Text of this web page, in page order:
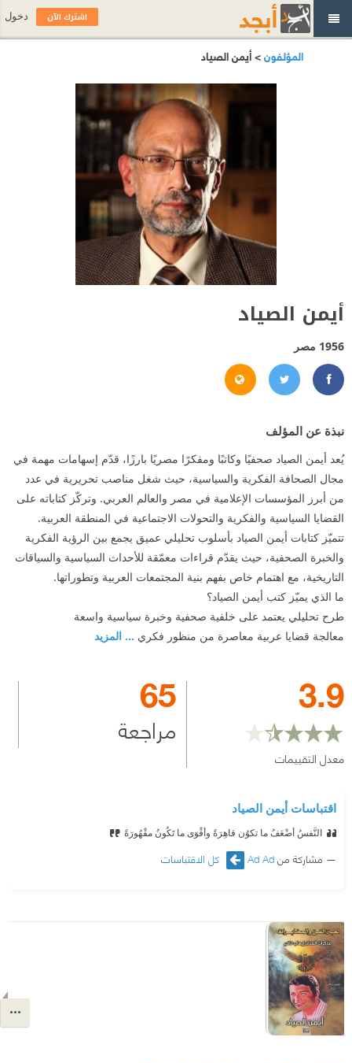
المؤلفون> أيمن الصياد
أيمن الصياد
1956 مصر
https://www.facebook.com/AymanAlSayyad.Page/
https://x.com/a_sayyad
نبذة عن المؤلف
يُعد أيمن الصياد صحفيًا وكاتبًا ومفكرًا مصريًا بارزًا، قدّم إسهامات مهمة في
مجال الصحافة الفكرية والسياسية، حيث شغل مناصب تحريرية في عدد
من أبرز المؤسسات الإعلامية في مصر والعالم العربي. وتركّز كتاباته على
القضايا السياسية والفكرية والتحولات الاجتماعية في المنطقة العربية.
تتميّز كتابات أيمن الصياد بأسلوب تحليلي عميق يجمع بين الرؤية الفكرية
والخبرة الصحفية، حيث يقدّم قراءات معمّقة للأحداث السياسية والسياقات
التاريخية، مع اهتمام خاص بفهم بنية المجتمعات العربية وتطوراتها.
ما الذي يميّز كتب أيمن الصياد؟
طرح تحليلي يعتمد على خلفية صحفية وخبرة سياسية واسعة
معالجة قضايا عربية معاصرة من منظور فكري ... المزيد
3.9
معدل التقييمات
65
مراجعة
اقتباسات أيمن الصياد
النَّفسُ أضْعَفُ ما تكوُن قاهِرَةً ‫وأقْوَى ما تَكُونُ مقْهُورَةً
مشاركة منAd Ad كل الاقتباسات
اشترك الآن دخول